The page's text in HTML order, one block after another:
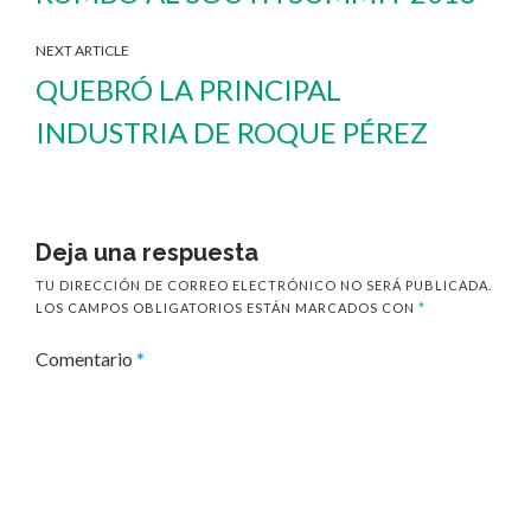
NEXT ARTICLE
QUEBRÓ LA PRINCIPAL
INDUSTRIA DE ROQUE PÉREZ
Deja una respuesta
TU DIRECCIÓN DE CORREO ELECTRÓNICO NO SERÁ PUBLICADA.
LOS CAMPOS OBLIGATORIOS ESTÁN MARCADOS CON *
Comentario *